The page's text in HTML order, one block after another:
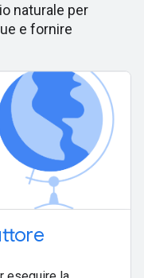
naturale per
e fornire